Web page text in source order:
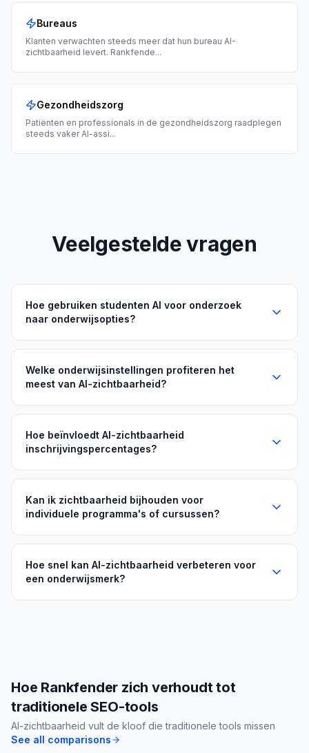
Bureaus
Klanten verwachten steeds meer dat hun bureau AI-
zichtbaarheid levert. Rankfende...
Gezondheidszorg
Patiënten en professionals in de gezondheidszorg raadplegen
steeds vaker AI-assi...
Veelgestelde vragen
Hoe gebruiken studenten AI voor onderzoek
naar onderwijsopties?
Welke onderwijsinstellingen profiteren het
meest van AI-zichtbaarheid?
Hoe beïnvloedt AI-zichtbaarheid
inschrijvingspercentages?
Kan ik zichtbaarheid bijhouden voor
individuele programma's of cursussen?
Hoe snel kan AI-zichtbaarheid verbeteren voor
een onderwijsmerk?
Hoe Rankfender zich verhoudt tot
traditionele SEO-tools
AI-zichtbaarheid vult de kloof die traditionele tools missen
See all comparisons